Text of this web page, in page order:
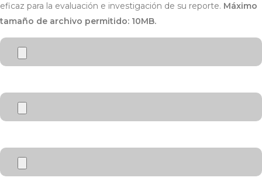
eficaz para la evaluación e investigación de su reporte. Máximo
tamaño de archivo permitido: 10MB.